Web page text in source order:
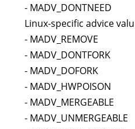
- MADV_DONTNEED
Linux-specific advice
- MADV_REMOVE
- MADV_DONTFORK
- MADV_DOFORK
- MADV_HWPOISON
- MADV_MERGEABLE
- MADV_UNMERGEABLE